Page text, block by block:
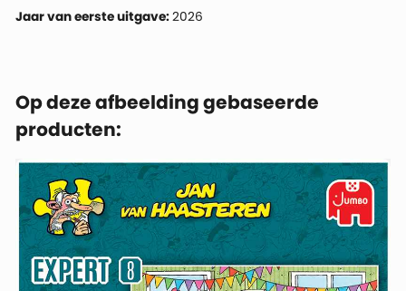
Jaar van eerste uitgave:2026
Op deze afbeelding gebaseerde
producten: